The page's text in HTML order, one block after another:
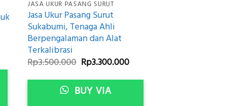
JASA UKUR PASANG SURUT
Jasa Ukur Pasang Surut
Sukabumi, Tenaga Ahli
Berpengalaman dan Alat
Terkalibrasi
Rp3.500.000 Original
price
was:
Rp3.500.000.
Rp3.300.000Current
is:
BUY VIA